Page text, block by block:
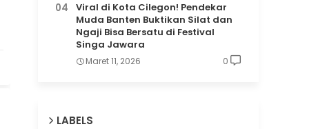
Viral di Kota Cilegon! Pendekar
Muda Banten Buktikan Silat dan
Ngaji Bisa Bersatu di Festival
Singa Jawara
Maret 11, 2026 0
LABELS